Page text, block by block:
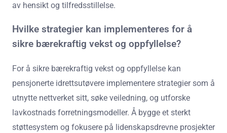
av hensikt og tilfredsstillelse.
Hvilke strategier kan implementeres for å
sikre bærekraftig vekst og oppfyllelse?
For å sikre bærekraftig vekst og oppfyllelse kan
pensjonerte idrettsutøvere implementere strategier som å
utnytte nettverket sitt, søke veiledning, og utforske
lavkostnads forretningsmodeller. Å bygge et sterkt
støttesystem og fokusere på lidenskapsdrevne prosjekter